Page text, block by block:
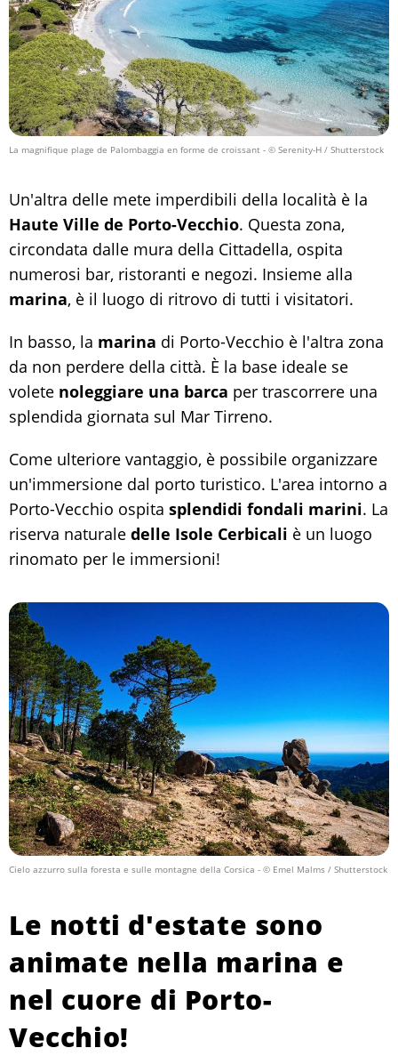
La magnifique plage de Palombaggia en forme de croissant - © Serenity-H / Shutterstock
Un'altra delle mete imperdibili della località è la
Haute Ville de Porto-Vecchio. Questa zona,
circondata dalle mura della Cittadella, ospita
numerosi bar, ristoranti e negozi. Insieme alla
marina, è il luogo di ritrovo di tutti i visitatori.
In basso, la marina di Porto-Vecchio è l'altra zona
da non perdere della città. È la base ideale se
volete noleggiare una barca per trascorrere una
splendida giornata sul Mar Tirreno.
Come ulteriore vantaggio, è possibile organizzare
un'immersione dal porto turistico. L'area intorno a
Porto-Vecchio ospita splendidi fondali marini. La
riserva naturale delle Isole Cerbicali è un luogo
rinomato per le immersioni!
Cielo azzurro sulla foresta e sulle montagne della Corsica - © Emel Malms / Shutterstock
Le notti d'estate sono
animate nella marina e
nel cuore di Porto-
Vecchio!